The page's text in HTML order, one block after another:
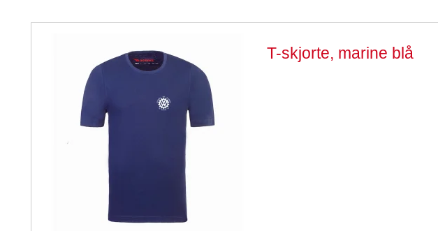
T-skjorte, marine blå